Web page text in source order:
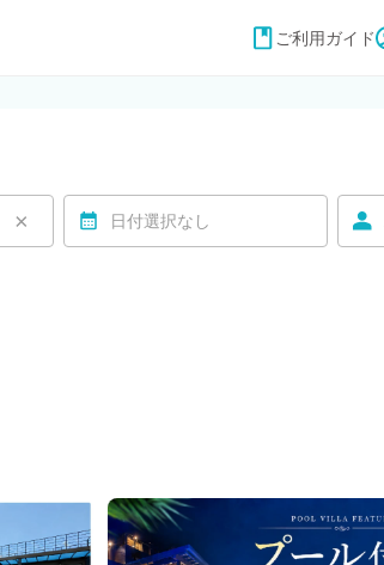
ご利用ガイド
× 日付選択なし